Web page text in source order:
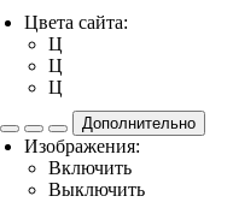
Цвета сайта:
Ц
Ц
Ц
Дополнительно
Изображения:
Включить
Выключить